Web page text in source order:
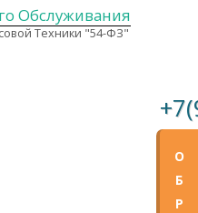
Обслуживания
Техники "54-ФЗ"
E-О
Б
Р